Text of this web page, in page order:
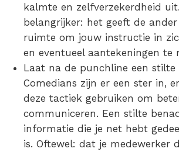
kalmte en zelfverzekerdheid
belangrijker: het geeft de
ruimte om jouw instructie in
en eventueel aantekeningen te
Laat na de punchline een stilte
Comedians zijn er een ster in,
deze tactiek gebruiken om
communiceren. Een stilte
informatie die je net hebt
is. Oftewel: dat je medewerker